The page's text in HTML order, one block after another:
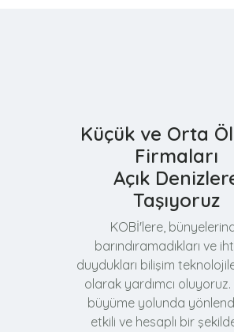
Küçük ve Orta
Firmaları
Açık
Taşıyoruz
KOBİ'lere,
barındıramadıkları ve
duydukları bilişim
olarak yardımcı oluyoruz.
büyüme yolunda
etkili ve hesaplı bir